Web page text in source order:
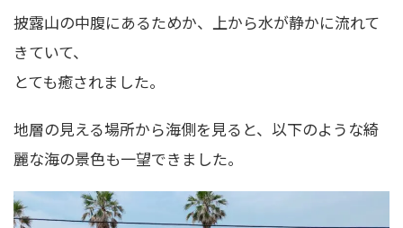
披露山の中腹にあるためか、上から水が静かに流れて
きていて、
とても癒されました。
地層の見える場所から海側を見ると、以下のような綺
麗な海の景色も一望できました。